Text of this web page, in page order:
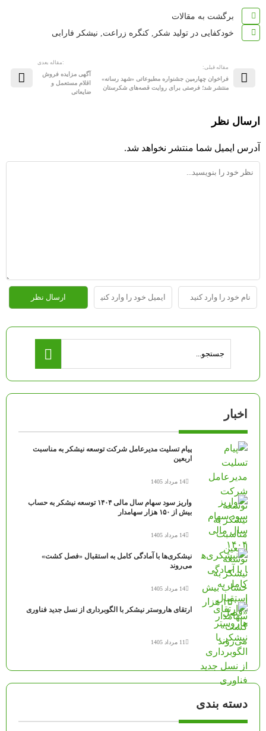
برگشت به مقالات
خودکفایی در تولید شکر
کنگره زراعت نیشکر فارابی
مقاله قبلی:
فراخوان چهارمین جشنواره مطبوعاتی «شهد رسانه»
منتشر شد؛ فرصتی برای روایت قصه‌های شکرستان
:مقاله بعدی
آگهی مزایده فروش
اقلام مستعمل و
ضایعاتی
ارسال نظر
آدرس ایمیل شما منتشر نخواهد شد.
اخبار
پیام تسلیت مدیرعامل شرکت توسعه نیشکر به مناسبت
اربعین
14 مرداد 1405
واریز سود سهام سال مالی ۱۴۰۴ توسعه نیشکر به حساب
بیش از ۱۵۰ هزار سهامدار
14 مرداد 1405
نیشکری‌ها با آمادگی کامل به استقبال «فصل کشت»
می‌روند
14 مرداد 1405
ارتقای هاروستر نیشکر با الگوبرداری از نسل جدید فناوری
11 مرداد 1405
دسته بندی